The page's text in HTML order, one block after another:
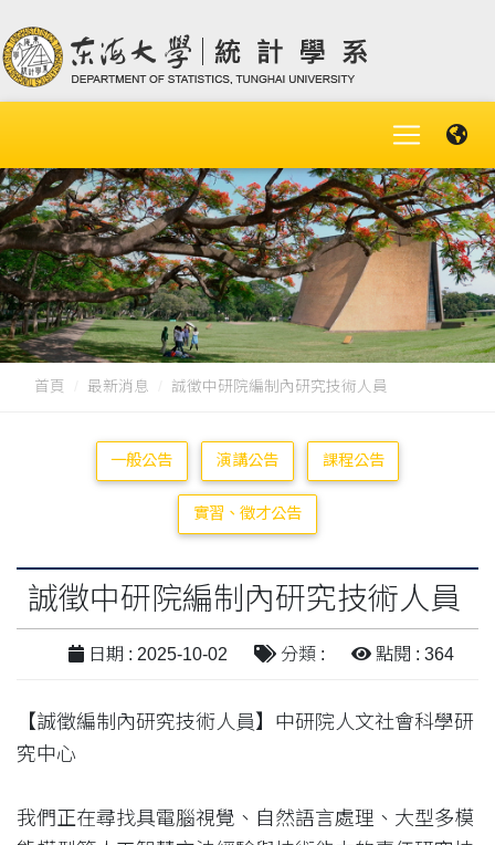
首頁 最新消息 誠徵中研院編制內研究技術人員
一般公告 演講公告 課程公告
實習、徵才公告
誠徵中研院編制內研究技術人員
日期 : 2025-10-02 分類 : 點閱 : 364
【誠徵編制內研究技術人員】中研院人文社會科學研
究中心
我們正在尋找具電腦視覺、自然語言處理、大型多模